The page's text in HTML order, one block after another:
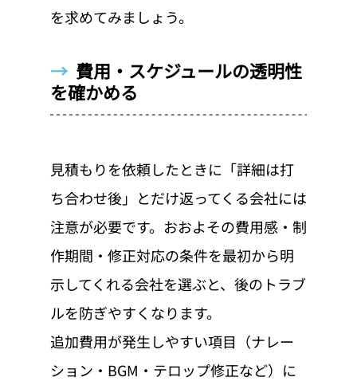
を求めてみましょう。
→ 費用・スケジュールの透明性
を確かめる
見積もりを依頼したときに「詳細は打
ち合わせ後」とだけ返ってくる会社には
注意が必要です。おおよその費用感・制
作期間・修正対応の条件を最初から明
示してくれる会社を選ぶと、後のトラブ
ルを防ぎやすくなります。
追加費用が発生しやすい項目（ナレー
ション・BGM・テロップ修正など）に